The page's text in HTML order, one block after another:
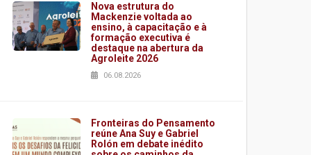
Nova estrutura do
Mackenzie voltada ao
ensino, à capacitação e à
formação executiva é
destaque na abertura da
Agroleite 2026
06.08.2026
Fronteiras do Pensamento
reúne Ana Suy e Gabriel
Rolón em debate inédito